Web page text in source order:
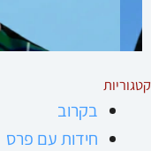
קטגוריות
בקרוב
חידות עם פרס